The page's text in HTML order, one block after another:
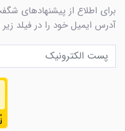
برای اطلاع از پیشنهادهای
آدرس ایمیل خود را در فیلد